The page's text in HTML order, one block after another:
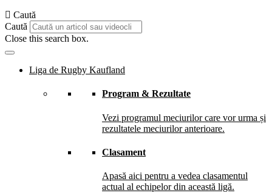
Caută
Caută
Close this search box.
Liga de Rugby Kaufland
Program & Rezultate
Vezi programul meciurilor care vor urma și
rezultatele meciurilor anterioare.
Clasament
Apasă aici pentru a vedea clasamentul
actual al echipelor din această ligă.